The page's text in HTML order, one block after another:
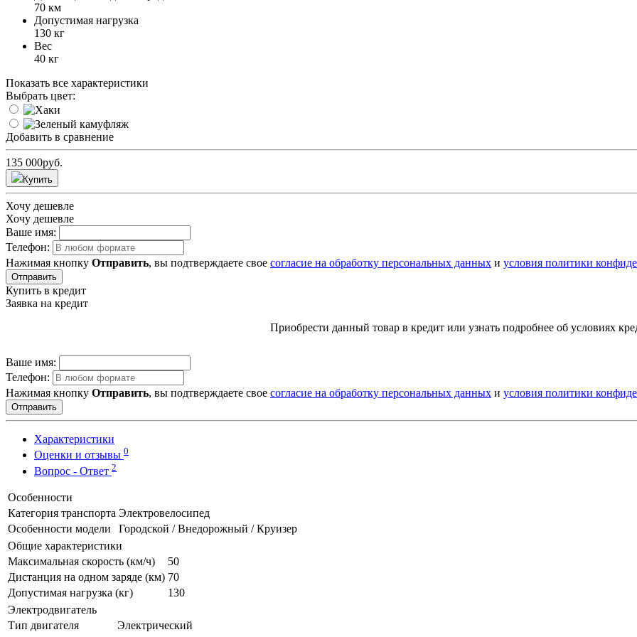
70 км
Допустимая нагрузка
130 кг
Вес
40 кг
Показать все характеристики
Выбрать цвет:
Добавить в сравнение
135 000руб.
Купить
Хочу дешевле
Хочу дешевле
Ваше имя:
Телефон:
Нажимая кнопку Отправить, вы подтверждаете свое согласие на обработку персональных данных и условия политики
Отправить
Купить в кредит
Заявка на кредит
Приобрести данный товар в кредит или узнать подробнее об условиях
Ваше имя:
Телефон:
Нажимая кнопку Отправить, вы подтверждаете свое согласие на обработку персональных данных и условия политики
Отправить
Характеристики
Оценки и отзывы 0
Вопрос - Ответ 2
Особенности
Категория транспорта Электровелосипед
Особенности модели
Городской / Внедорожный / Круизер
Общие характеристики
Максимальная скорость (км/ч)
50
Дистанция на одном заряде (км) 70
Допустимая нагрузка (кг)
130
Электродвигатель
Тип двигателя
Электрический